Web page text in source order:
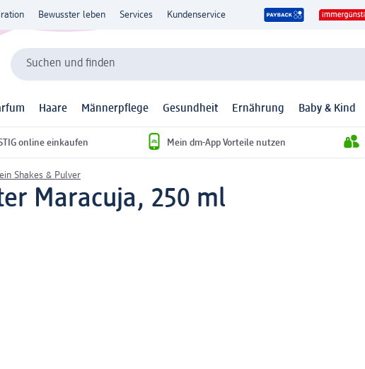
Bewusster leben Services Kundenservice
Suchen und finden
Haare Männerpflege Gesundheit Ernährung Baby & Kind
online einkaufen Mein dm-App Vorteile nutzen
Shakes & Pulver
Maracuja, 250 ml